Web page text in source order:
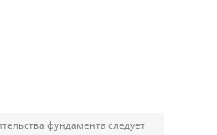
фундамента следует